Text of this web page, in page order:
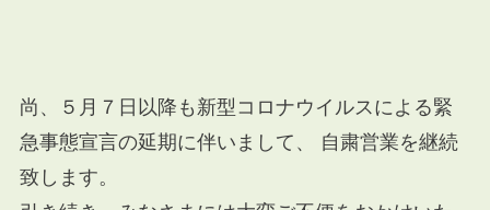
尚、５月７日以降も新型コロナウイルスによる緊
急事態宣言の延期に伴いまして、 自粛営業を継続
致します。